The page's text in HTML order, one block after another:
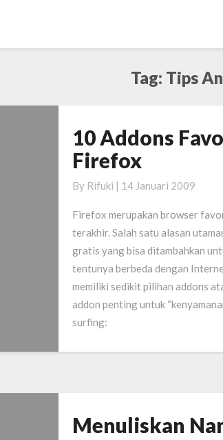
Tag: Tips
10
Addons
Favorit
Untuk
10 Addons
Firefox
By Rifuki | 14 Januari 2009
Firefox merupakan browser
terakhir. Salah satu alasan
gratis yang bisa ditambahkan
tentunya berbeda dengan
memiliki sedikit pilihan addons
addon penting untuk
surfing:
Menuliskan
Menuliskan